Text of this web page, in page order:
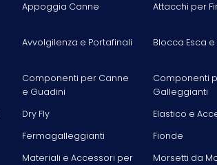
Appoggia Canne Attacchi per
Avvolgilenza e Portafinali Blocca Esca
Componenti per Canne
e Guadini
Componenti
Galleggianti
Dry Fly
Elastico e
Fermagalleggianti
Fionde
Materiali e Accessori per
Morsetti da